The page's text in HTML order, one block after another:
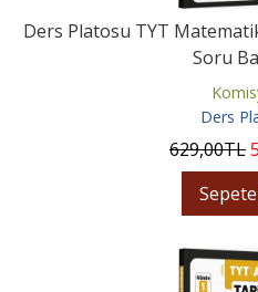
Ders Platosu TYT
Soru
Ders
629,00TL